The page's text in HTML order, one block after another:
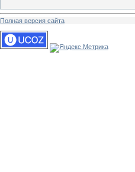
Полная версия сайта